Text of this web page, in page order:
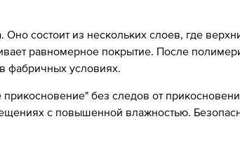
состоит из нескольких слоев, где
равномерное покрытие. После
фабричных условиях.
без следов от
с повышенной влажностью.